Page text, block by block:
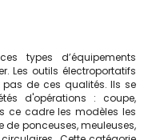
types d’équipements
Les outils électroportatifs
de ces qualités. Ils se
d'opérations : coupe,
ce cadre les modèles les
de ponceuses, meuleuses,